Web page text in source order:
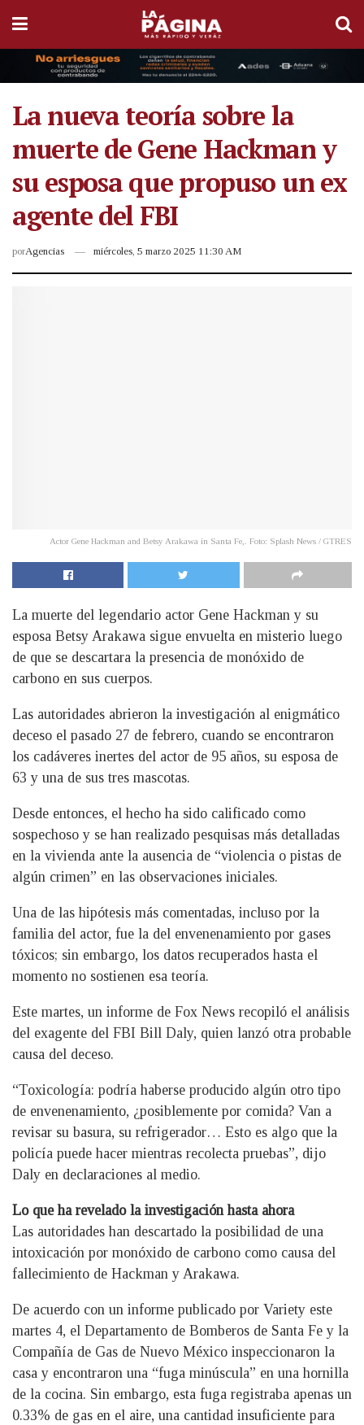
La nueva teoría sobre la
muerte de Gene Hackman y
su esposa que propuso un ex
agente del FBI
porAgencias miércoles, 5 marzo 2025 11:30 AM
Actor Gene Hackman and Betsy Arakawa in Santa Fe,. Foto: Splash News / GTRES
La muerte del legendario actor Gene Hackman y su
esposa Betsy Arakawa sigue envuelta en misterio luego
de que se descartara la presencia de monóxido de
carbono en sus cuerpos.
Las autoridades abrieron la investigación al enigmático
deceso el pasado 27 de febrero, cuando se encontraron
los cadáveres inertes del actor de 95 años, su esposa de
63 y una de sus tres mascotas.
Desde entonces, el hecho ha sido calificado como
sospechoso y se han realizado pesquisas más detalladas
en la vivienda ante la ausencia de “violencia o pistas de
algún crimen” en las observaciones iniciales.
Una de las hipótesis más comentadas, incluso por la
familia del actor, fue la del envenenamiento por gases
tóxicos; sin embargo, los datos recuperados hasta el
momento no sostienen esa teoría.
Este martes, un informe de Fox News recopiló el análisis
del exagente del FBI Bill Daly, quien lanzó otra probable
causa del deceso.
“Toxicología: podría haberse producido algún otro tipo
de envenenamiento, ¿posiblemente por comida? Van a
revisar su basura, su refrigerador… Esto es algo que la
policía puede hacer mientras recolecta pruebas”, dijo
Daly en declaraciones al medio.
Lo que ha revelado la investigación hasta ahora
Las autoridades han descartado la posibilidad de una
intoxicación por monóxido de carbono como causa del
fallecimiento de Hackman y Arakawa.
De acuerdo con un informe publicado por Variety este
martes 4, el Departamento de Bomberos de Santa Fe y la
Compañía de Gas de Nuevo México inspeccionaron la
casa y encontraron una “fuga minúscula” en una hornilla
de la cocina. Sin embargo, esta fuga registraba apenas un
0.33% de gas en el aire, una cantidad insuficiente para